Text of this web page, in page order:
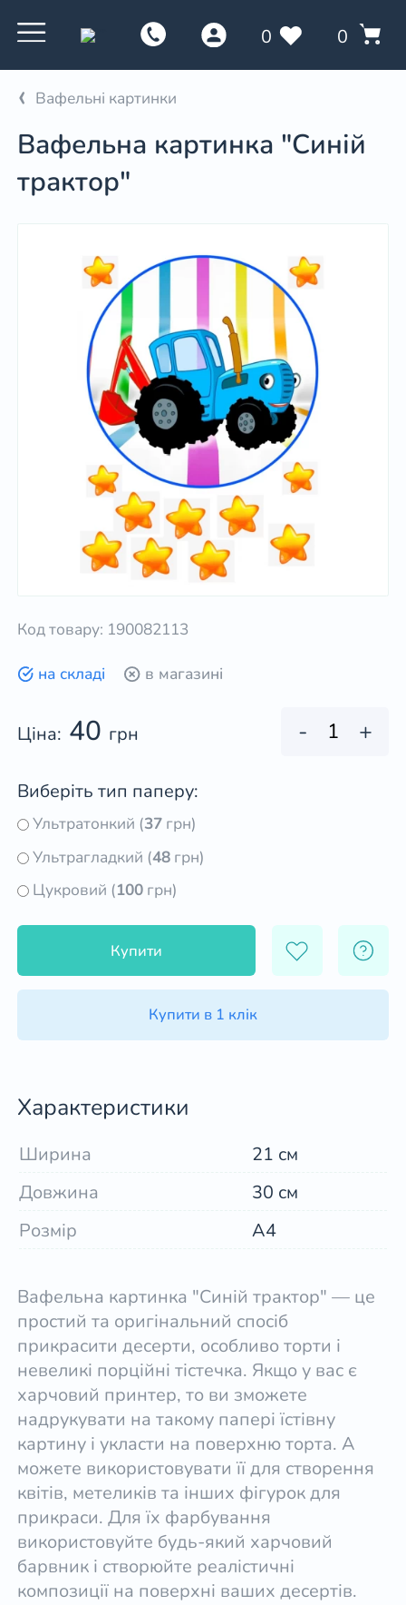
0 0
Вафельні картинки
Вафельна картинка "Синій
трактор"
Код товару: 190082113
на складі в магазині
Ціна: 40 грн - +
Виберіть тип паперу:
Ультратонкий (37грн)
Ультрагладкий (48грн)
Цукровий (100грн)
Купити
Купити в 1 клік
Вафельна картинка "Синій трактор" — це
простий та оригінальний спосіб
прикрасити десерти, особливо торти і
невеликі порційні тістечка. Якщо у вас є
харчовий принтер, то ви зможете
надрукувати на такому папері їстівну
картину і укласти на поверхню торта. А
можете використовувати її для створення
квітів, метеликів та інших фігурок для
прикраси. Для їх фарбування
використовуйте будь-який харчовий
барвник і створюйте реалістичні
композиції на поверхні ваших десертів.
Характеристики
Ширина
21 см
Довжина
30 см
Розмір
А4